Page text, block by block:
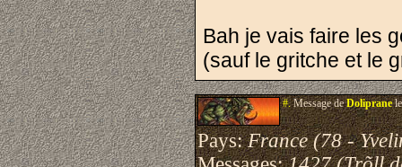
Bah je vais faire les
(sauf le gritche et le
#.Message deDolipranele
Pays:France (78 -